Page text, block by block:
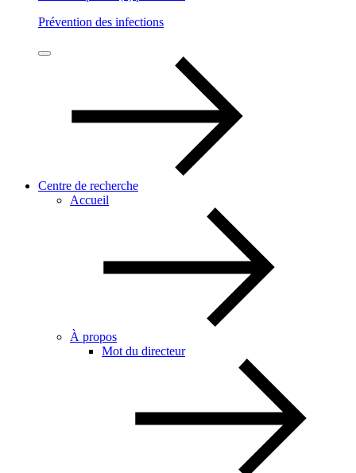
Prévention des infections
Centre de recherche
Accueil
À propos
Mot du directeur